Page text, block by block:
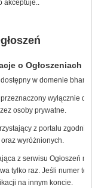
akceptuje..
o Ogłoszeniach
dostępny w domenie
przeznaczony wyłącznie
osoby prywatne.
z portalu
wyróżnionych.
z serwisu Ogłoszeń
tylko raz. Jeśli numer
na innym koncie.